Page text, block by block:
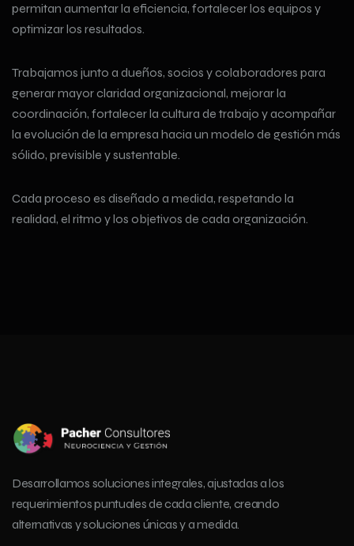
permitan aumentar la eficiencia, fortalecer los equipos y
optimizar los resultados.
Trabajamos junto a dueños, socios y colaboradores para
generar mayor claridad organizacional, mejorar la
coordinación, fortalecer la cultura de trabajo y acompañar
la evolución de la empresa hacia un modelo de gestión más
sólido, previsible y sustentable.
Cada proceso es diseñado a medida, respetando la
realidad, el ritmo y los objetivos de cada organización.
Desarrollamos soluciones integrales, ajustadas a los
requerimientos puntuales de cada cliente, creando
alternativas y soluciones únicas y a medida.